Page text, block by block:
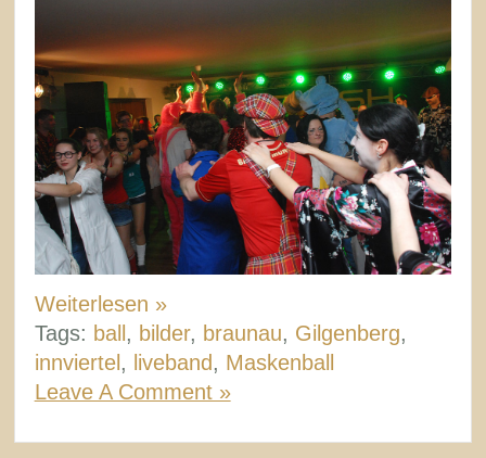
Weiterlesen »
Tags: ball , bilder, braunau, Gilgenberg,
innviertel , liveband , Maskenball
Leave A Comment »